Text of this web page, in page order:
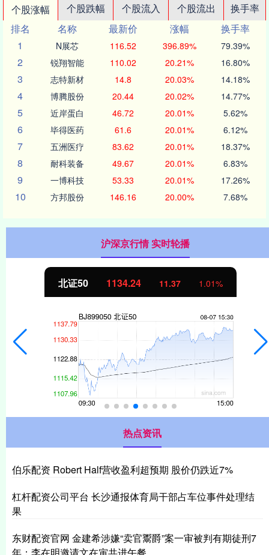
个股涨幅 个股跌幅 个股流入 个股流出
换手率
排名
名称 最新价 涨幅
换手率
1
N展芯 116.52 396.89% 79.39%
2 锐翔智能 110.02 20.21% 16.80%
3 志特新材 14.8 20.03% 14.18%
4 博腾股份 20.44 20.02% 14.77%
5 近岸蛋白 46.72 20.01% 5.62%
6 毕得医药 61.6 20.01% 6.12%
7 五洲医疗 83.62 20.01% 18.37%
8 耐科装备 49.67 20.01% 6.83%
9 一博科技 53.33 20.01% 17.26%
10 方邦股份 146.16 20.00% 7.68%
沪深京行情 实时轮播
北证50 1134.24 11.37 1.01%
热点资讯
伯乐配资 Robert Half营收盈利超预期 股价仍跌近7%
杠杆配资公司平台 长沙通报体育局干部占车位事件处理结
果
东财配资官网 金建希涉嫌“卖官鬻爵”案一审被判有期徒刑7
年；李在明邀请文在寅共进午餐